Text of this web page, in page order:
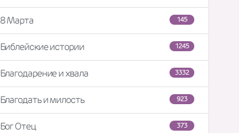
145
8 Марта
1245
Библейские истории
3332
Благодарение и хвала
923
Благодать и милость
373
Бог Отец